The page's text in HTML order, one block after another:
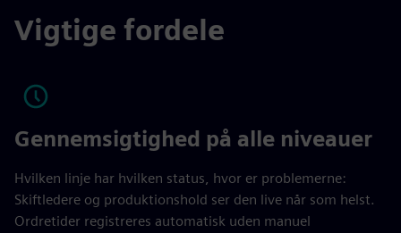
Vigtige fordele
Gennemsigtighed på alle niveauer
Hvilken linje har hvilken status, hvor er problemerne:
Skiftledere og produktionshold ser den live når som helst.
Ordretider registreres automatisk uden manuel